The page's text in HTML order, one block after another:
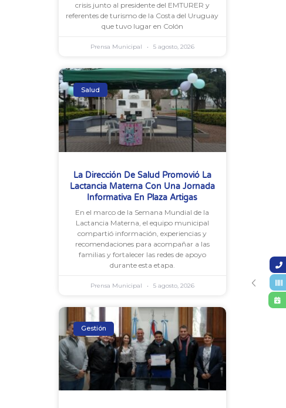
crisis junto al presidente del EMTURER y
referentes de turismo de la Costa del Uruguay
que tuvo lugar en Colón
Prensa Municipal 5 agosto, 2026
Salud
La Dirección De Salud Promovió La
Lactancia Materna Con Una Jornada
Informativa En Plaza Artigas
En el marco de la Semana Mundial de la
Lactancia Materna, el equipo municipal
compartió información, experiencias y
recomendaciones para acompañar a las
familias y fortalecer las redes de apoyo
durante esta etapa.
Prensa Municipal 5 agosto, 2026
Gestión